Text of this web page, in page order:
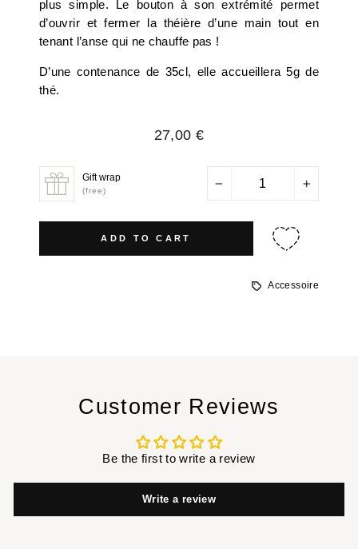
plus simple. Le bouton à son extrémité permet
d’ouvrir et fermer la théière d’une main tout en
tenant l’anse qui ne chauffe pas !
D’une contenance de 35cl, elle accueillera 5g de
thé.
Regular
27,00 €
Gift wrap
(free)
ADD TO CART
Accessoire
Customer Reviews
Be the first to write a review
Write a review